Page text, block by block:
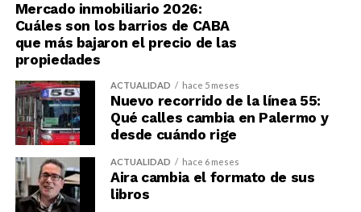
Mercado inmobiliario 2026:
Cuáles son los barrios de CABA
que más bajaron el precio de las
propiedades
ACTUALIDAD hace 5 meses
Nuevo recorrido de la línea 55:
Qué calles cambia en Palermo y
desde cuándo rige
ACTUALIDAD hace 6 meses
Aira cambia el formato de sus
libros